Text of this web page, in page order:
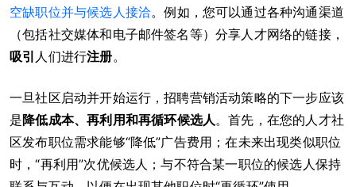
空缺职位并与候选人接洽。例如，您可以通过各种沟通渠道
（包括社交媒体和电子邮件签名等）分享人才网络的链接，
吸引 人们进行注册。
一旦社区启动并开始运行，招聘营销活动策略的下一步应该
是降低成本、再利用和再循环候选人。首先，在您的人才社
区发布职位需求能够“降低”广告费用；在未来出现类似职位
时，“再利用”次优候选人；与不符合某一职位的候选人保持